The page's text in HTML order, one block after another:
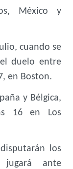
México y
cuando se
duelo entre
en Boston.
y Bélgica,
16 en Los
los
jugará ante